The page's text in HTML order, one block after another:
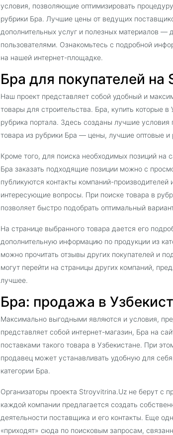
условия, позволяющие оптимизировать
рубрики Бра. Лучшие цены от ведущих
дополнительных услуг и полезных материалов
пользователями. Ознакомьтесь с подробной
на нашей интернет-площадке.
Бра для покупателей на
Наш проект представляет собой удобный и
товары для строительства. Бра, купить которые
рубрика портала. Здесь созданы лучшие
товара из рубрики Бра — цены, лучшие оптовые и
Кроме того, для поиска необходимых позиций на
Бра заказать подходящие позиции можно с
публикуются контакты компаний-
интересующие вопросы. При поиске товара в
позволяет быстро подобрать оптимальный
На странице выбранного товара дается его
дополнительную информацию по продукции из
можно прочитать отзывы других покупателей и
могут перейти на страницы других компаний,
лучшее.
Бра: продажа в
Максимально выгодными являются и условия,
представляет собой интернет-магазин, Бра на
поставками такого товара в Узбекистане. При
продавец может устанавливать удобную для
категории Бра.
Организаторы проекта Stroyvitrina.Uz не берут с
каждой компании предлагается создать
деятельности поставщика и его контакты. Еще
«приходят» сюда по поисковым запросам,